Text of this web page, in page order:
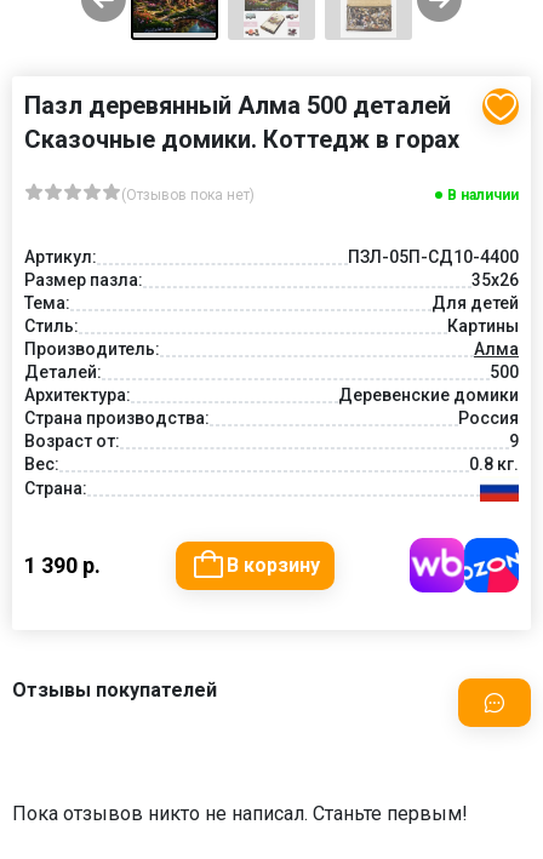
Пазл деревянный Алма 500 деталей
Сказочные домики. Коттедж в горах
(Отзывов пока нет) В наличии
Артикул:
ПЗЛ-05П-СД10-4400
Размер пазла:
35х26
Тема:
Для детей
Стиль:
Картины
Производитель:
Алма
Деталей:
500
Архитектура:
Деревенские домики
Страна производства:
Россия
Возраст от:
9
Вес:
0.8 кг.
Страна:
1 390 р. В корзину
Отзывы покупателей
Пока отзывов никто не написал. Станьте первым!